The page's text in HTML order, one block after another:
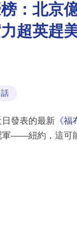
：北京
超英趕
發表的最新 《
——紐約，這可